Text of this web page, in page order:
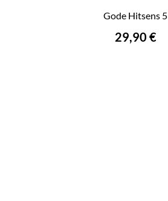
Gode Hitsens 5
29,90 €